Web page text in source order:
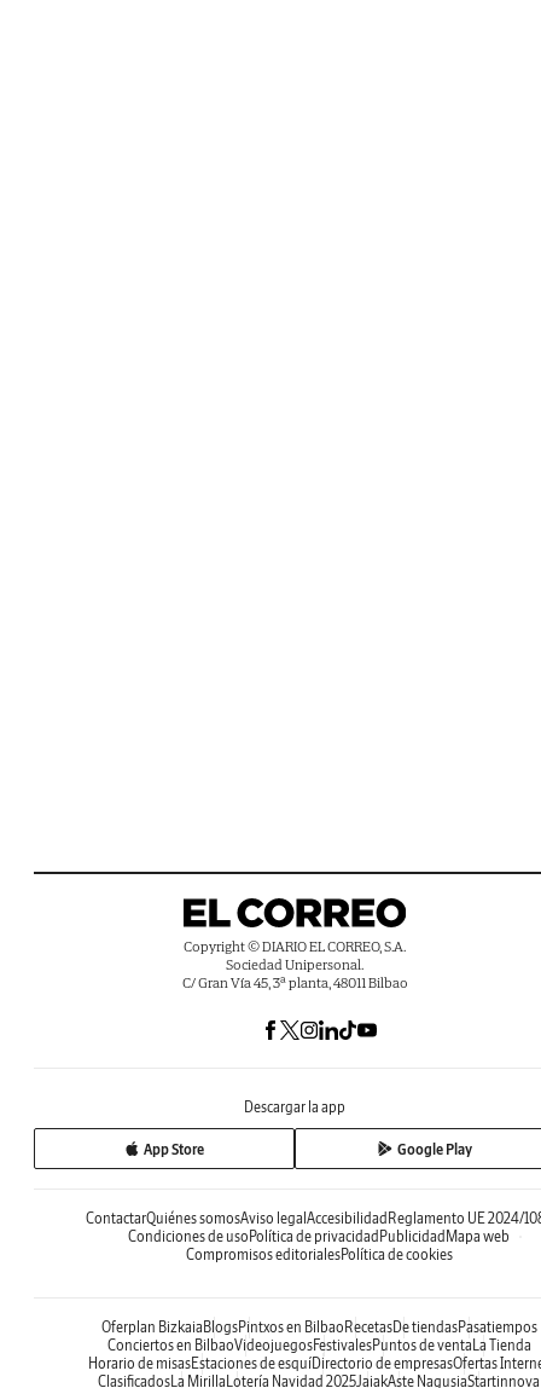
Copyright © DIARIO EL CORREO, S.A.
Sociedad Unipersonal.
C/ Gran Vía 45, 3ª planta, 48011 Bilbao
Descargar la app
App Store Google Play
ContactarQuiénes somosAviso legal Accesibilidad Reglamento UE 2024/
Condiciones de uso Política de privacidad Publicidad Mapa web
Compromisos editorialesPolítica de cookies
Oferplan Bizkaia BlogsPintxos en Bilbao RecetasDe tiendasPasatiempos
Conciertos en BilbaoVideojuegosFestivalesPuntos de venta La Tienda
Horario de misasEstaciones de esquíDirectorio de empresasOfertas
ClasificadosLa Mirilla Lotería Navidad 2025JaiakAste NagusiaStartinnova